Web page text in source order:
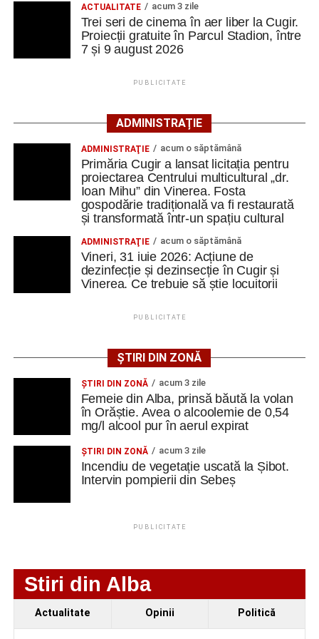
Polițiștii din Cugir le-au oferit sfaturi de siguranță
seniorilor de la Centrul „Lotus”
Ilie Arion de la „Metalurgistul” Cugir – locul III, la
industria de apărare
TOHAN SA Zărnești este una dintre societățile cu tradiție
înființată în anul 1938, ca parte a grupului industrial
multe denumiri, inclusiv Uzina 6 Martie Zărnești și Uzina
Mecanică TOHAN.
În prezent, societatea funcționează ca filială a Companiei
Naționale ROMARM S.A., în baza Hotărârii Guvernului nr.
979/2000.
în domeniul industriei de apărare, printre care fabricarea
de armament și muniție, producția de explozivi,
proiectarea și testarea produselor specifice, precum și
necesare procesului de producție.
Potrivit informațiilor publicate pe site-ul oficial al
companiei, TOHAN SA și-a adaptat activitatea în ultimii
ani la standardele impuse de apartenența României la
NATO și la cerințele europene privind calitatea, protecția
mediului și securitatea în muncă.
Societatea are sediul în municipiul Zărnești, județul
Brașov, și reprezintă una dintre principalele companii din
cadrul industriei naționale de apărare, având o tradiție de
companii din portofoliul Ministerului Economiei.
ACTUALITATE acum 3 zile
Trei seri de cinema în aer liber la Cugir.
Proiecții gratuite în Parcul Stadion, între
7 și 9 august 2026
PUBLICITATE
ADMINISTRAȚIE
ADMINISTRAŢIE acum o săptămână
Primăria Cugir a lansat licitația pentru
proiectarea Centrului multicultural „dr.
Ioan Mihu” din Vinerea. Fosta
gospodărie tradițională va fi restaurată
și transformată într-un spațiu cultural
ADMINISTRAŢIE acum o săptămână
Vineri, 31 iuie 2026: Acțiune de
dezinfecție și dezinsecție în Cugir și
Vinerea. Ce trebuie să știe locuitorii
PUBLICITATE
ȘTIRI DIN ZONĂ
ŞTIRI DIN ZONĂ acum 3 zile
Femeie din Alba, prinsă băută la volan
în Orăștie. Avea o alcoolemie de 0,54
mg/l alcool pur în aerul expirat
ŞTIRI DIN ZONĂ acum 3 zile
Incendiu de vegetație uscată la Șibot.
Intervin pompierii din Sebeș
PUBLICITATE
Stiri din Alba
Actualitate Opinii Politică